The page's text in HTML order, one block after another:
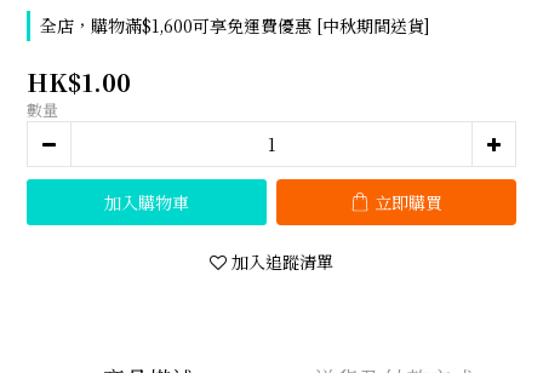
全店，購物滿$1,600可享免運費優惠 [中秋期間送貨]
HK$1.00
數量
加入購物車 立即購買
加入追蹤清單